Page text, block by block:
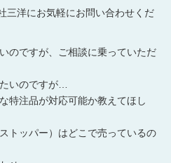
三洋にお気軽にお問い合わせくだ
のですが、ご相談に乗っていただ
いのですが…
特注品が対応可能か教えてほし
トッパー）はどこで売っているの